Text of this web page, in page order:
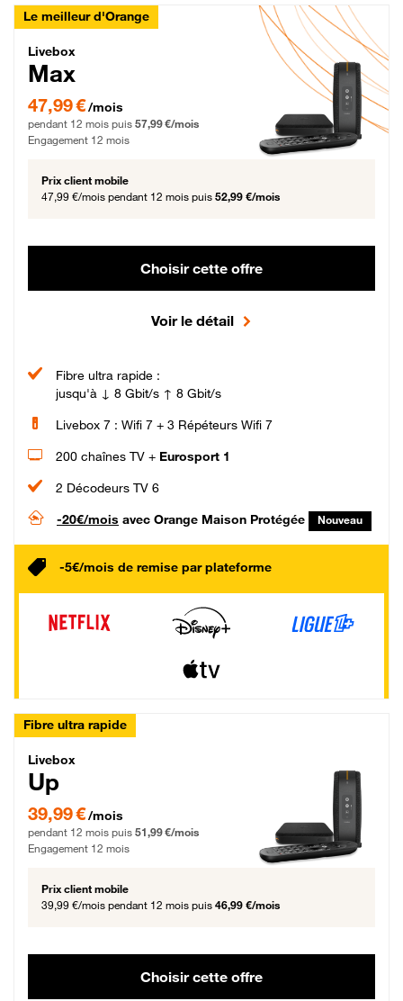
Le meilleur d'Orange
Livebox Max Fibre
Livebox
Max
47,99 € par mois pendant 12 mois puis 57,99 € par mois, Engagement 12 mois
47,99 €/mois
pendant 12 mois puis 57,99 €/mois
Engagement 12 mois
Prix client mobile
47,99 €/mois pendant 12 mois puis 52,99 €/mois
Choisir cette offre
Voir le détail
Fibre ultra rapide :
jusqu'à ↓ 8 Gbit/s ↑ 8 Gbit/s
Livebox 7 : Wifi 7 + 3 Répéteurs Wifi 7
200 chaînes TV + Eurosport 1
2 Décodeurs TV 6
-20€/mois avec Orange Maison Protégée Nouveau
-5€/mois de remise par plateforme
Fibre ultra rapide
Livebox Up Fibre
Livebox
Up
39,99 € par mois pendant 12 mois puis 51,99 € par mois, Engagement 12 mois
39,99 €/mois
pendant 12 mois puis 51,99 €/mois
Engagement 12 mois
Prix client mobile
39,99 €/mois pendant 12 mois puis 46,99 €/mois
Choisir cette offre